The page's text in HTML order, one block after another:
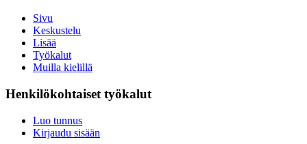
Sivu
Keskustelu
Lisää
Työkalut
Muilla kielillä
Henkilökohtaiset työkalut
Luo tunnus
Kirjaudu sisään